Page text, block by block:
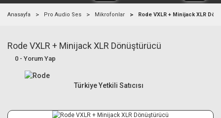
Canon R6 Mark IIIBundle Setler
Anasayfa Pro Audio Ses Mikrofonlar Rode VXLR + Minijack XLR
Rode VXLR + Minijack XLR Dönüştürücü
0 - Yorum Yap
Türkiye Yetkili Satıcısı